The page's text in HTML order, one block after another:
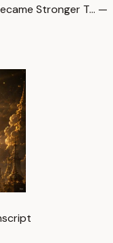
Stronger T… —